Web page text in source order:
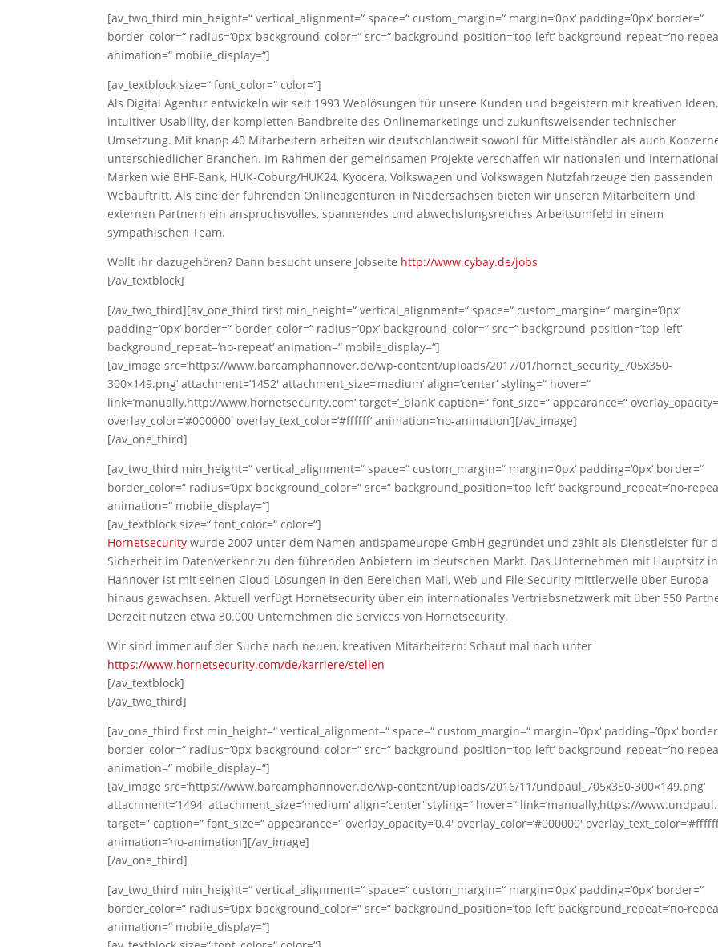
[av_two_third min_height=“ vertical_alignment=“ space=“ custom_margin=“ margin=’0px‘ padding=’0px‘ border=“
border_color=“ radius=’0px‘ background_color=“ src=“ background_position=’top left‘ background_repeat=’no-
animation=“ mobile_display=“]
[av_textblock size=“ font_color=“ color=“]
Als Digital Agentur entwickeln wir seit 1993 Weblösungen für unsere Kunden und begeistern mit kreativen Ideen,
intuitiver Usability, der kompletten Bandbreite des Onlinemarketings und zukunftsweisender technischer
Umsetzung. Mit knapp 40 Mitarbeitern arbeiten wir deutschlandweit sowohl für Mittelständler als auch
unterschiedlicher Branchen. Im Rahmen der gemeinsamen Projekte verschaffen wir nationalen und
Marken wie BHF-Bank, HUK-Coburg/HUK24, Kyocera, Volkswagen und Volkswagen Nutzfahrzeuge den passenden
Webauftritt. Als eine der führenden Onlineagenturen in Niedersachsen bieten wir unseren Mitarbeitern und
externen Partnern ein anspruchsvolles, spannendes und abwechslungsreiches Arbeitsumfeld in einem
sympathischen Team.
Wollt ihr dazugehören? Dann besucht unsere Jobseite http://www.cybay.de/jobs
[/av_textblock]
[/av_two_third][av_one_third first min_height=“ vertical_alignment=“ space=“ custom_margin=“ margin=’0px‘
padding=’0px‘ border=“ border_color=“ radius=’0px‘ background_color=“ src=“ background_position=’top left‘
background_repeat=’no-repeat‘ animation=“ mobile_display=“]
[av_image src=’https://www.barcamphannover.de/wp-content/uploads/2017/01/hornet_security_705x350-
300×149.png‘ attachment=’1452′ attachment_size=’medium‘ align=’center‘ styling=“ hover=“
link=’manually,http://www.hornetsecurity.com‘ target=’_blank‘ caption=“ font_size=“ appearance=“
overlay_color=’#000000′ overlay_text_color=’#ffffff‘ animation=’no-animation‘][/av_image]
[/av_one_third]
[av_two_third min_height=“ vertical_alignment=“ space=“ custom_margin=“ margin=’0px‘ padding=’0px‘ border=“
border_color=“ radius=’0px‘ background_color=“ src=“ background_position=’top left‘ background_repeat=’no-
animation=“ mobile_display=“]
[av_textblock size=“ font_color=“ color=“]
Hornetsecurity wurde 2007 unter dem Namen antispameurope GmbH gegründet und zählt als Dienstleister für
Sicherheit im Datenverkehr zu den führenden Anbietern im deutschen Markt. Das Unternehmen mit Hauptsitz in
Hannover ist mit seinen Cloud-Lösungen in den Bereichen Mail, Web und File Security mittlerweile über Europa
hinaus gewachsen. Aktuell verfügt Hornetsecurity über ein internationales Vertriebsnetzwerk mit über 550
Derzeit nutzen etwa 30.000 Unternehmen die Services von Hornetsecurity.
Wir sind immer auf der Suche nach neuen, kreativen Mitarbeitern: Schaut mal nach unter
https://www.hornetsecurity.com/de/karriere/stellen
[/av_textblock]
[/av_two_third]
[av_one_third first min_height=“ vertical_alignment=“ space=“ custom_margin=“ margin=’0px‘ padding=’0px‘
border_color=“ radius=’0px‘ background_color=“ src=“ background_position=’top left‘ background_repeat=’no-
animation=“ mobile_display=“]
[av_image src=’https://www.barcamphannover.de/wp-content/uploads/2016/11/undpaul_705x350-300×149.png‘
attachment=’1494′ attachment_size=’medium‘ align=’center‘ styling=“ hover=“ link=’manually,https://
target=“ caption=“ font_size=“ appearance=“ overlay_opacity=’0.4′ overlay_color=’#000000′
animation=’no-animation‘][/av_image]
[/av_one_third]
[av_two_third min_height=“ vertical_alignment=“ space=“ custom_margin=“ margin=’0px‘ padding=’0px‘ border=“
border_color=“ radius=’0px‘ background_color=“ src=“ background_position=’top left‘ background_repeat=’no-
animation=“ mobile_display=“]